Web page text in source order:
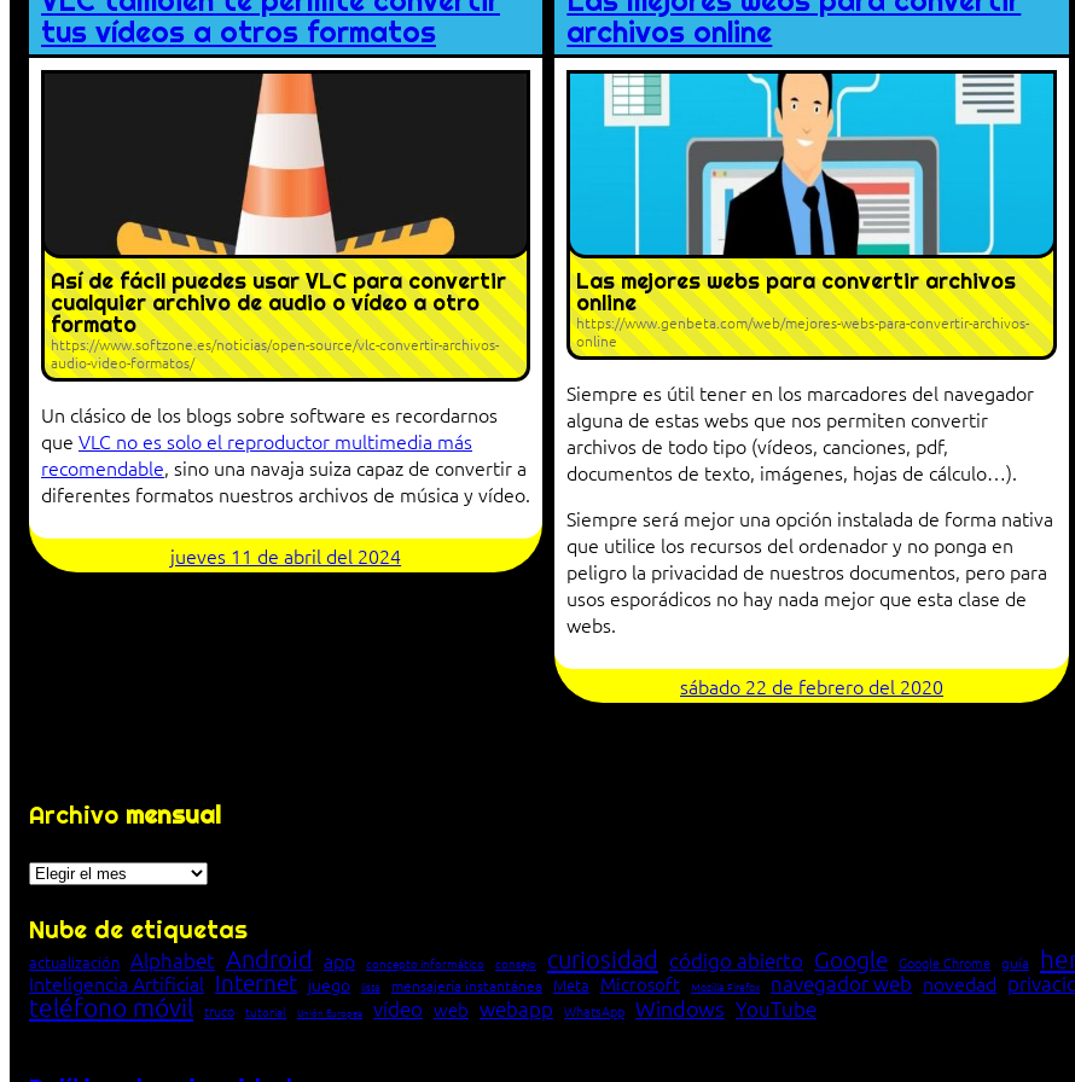
tus vídeos a otros formatos
Así de fácil puedes usar VLC para convertir
cualquier archivo de audio o vídeo a otro
formato
https://www.softzone.es/noticias/open-source/vlc-convertir-archivos-
audio-video-formatos/
Un clásico de los blogs sobre software es recordarnos
que VLC no es solo el reproductor multimedia más
recomendable, sino una navaja suiza capaz de convertir a
diferentes formatos nuestros archivos de música y vídeo.
jueves 11 de abril del 2024
archivos online
Las mejores webs para convertir archivos
online
https://www.genbeta.com/web/mejores-webs-para-convertir-archivos-
online
Siempre es útil tener en los marcadores del navegador
alguna de estas webs que nos permiten convertir
archivos de todo tipo (vídeos, canciones, pdf,
documentos de texto, imágenes, hojas de cálculo…).
Siempre será mejor una opción instalada de forma nativa
que utilice los recursos del ordenador y no ponga en
peligro la privacidad de nuestros documentos, pero para
usos esporádicos no hay nada mejor que esta clase de
webs.
sábado 22 de febrero del 2020
Archivo mensual
Archivos
Nube de etiquetas
actualización Alphabet Android app concepto informático consejo curiosidad código abierto Google Google Chrome guía
Inteligencia Artificial Internet juego lista mensajería instantánea Meta Microsoft Mozilla Firefox navegador web novedad
teléfono móvil truco tutorial Unión Europea vídeo web webapp WhatsApp Windows YouTube